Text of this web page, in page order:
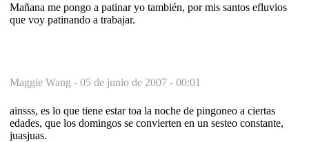
Mañana me pongo a patinar yo también, por mis santos efluvios
que voy patinando a trabajar.
Maggie Wang - 05 de junio de 2007 - 00:01
ainsss, es lo que tiene estar toa la noche de pingoneo a ciertas
edades, que los domingos se convierten en un sesteo constante,
juasjuas.